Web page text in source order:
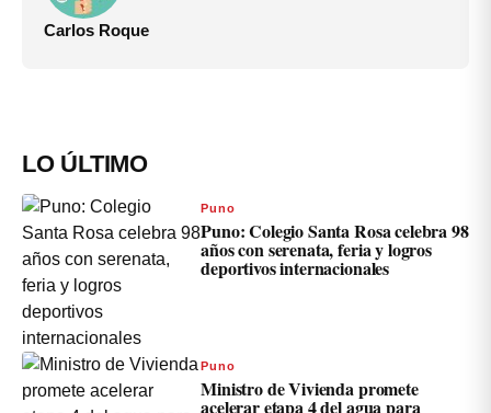
Carlos Roque
LO ÚLTIMO
Puno
Puno: Colegio Santa Rosa celebra 98
años con serenata, feria y logros
deportivos internacionales
Puno
Ministro de Vivienda promete
acelerar etapa 4 del agua para